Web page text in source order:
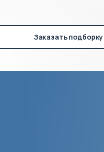
Заказать подборку